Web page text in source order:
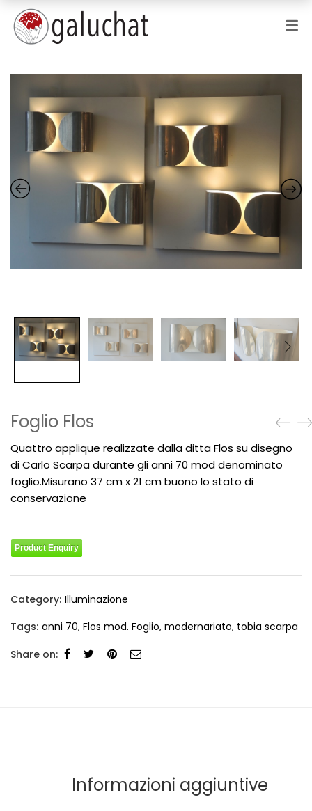
Foglio Flos
Quattro applique realizzate dalla ditta Flos su disegno
di Carlo Scarpa durante gli anni 70 mod denominato
foglio.Misurano 37 cm x 21 cm buono lo stato di
conservazione
Product Enquiry
Category: Illuminazione
Tags: anni 70, Flos mod. Foglio, modernariato, tobia scarpa
Share on:
Informazioni aggiuntive